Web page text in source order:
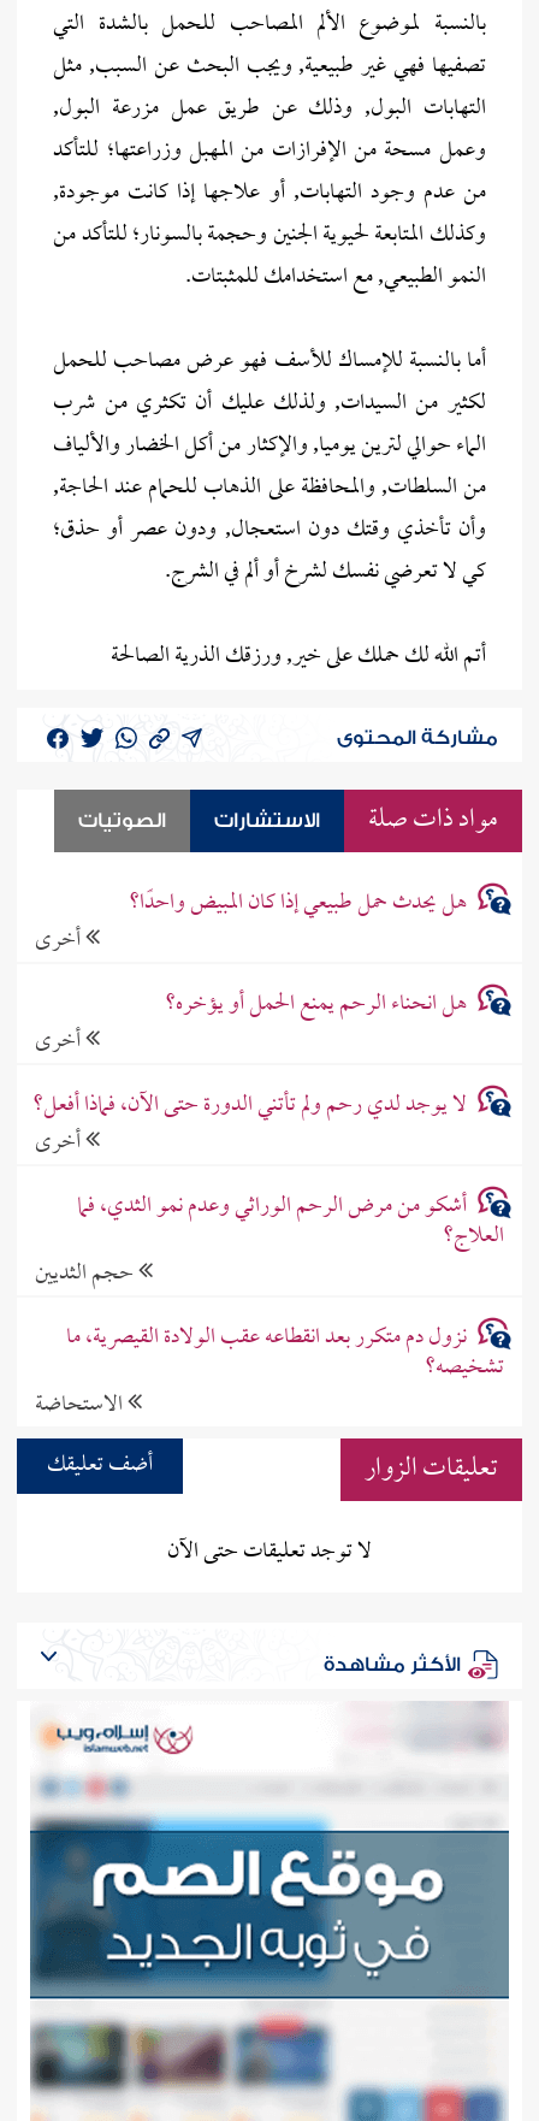
بالنسبة لموضوع الألم المصاحب للحمل بالشدة التي
تصفيها فهي غير طبيعية, ويجب البحث عن السبب, مثل
التهابات البول, وذلك عن طريق عمل مزرعة البول,
وعمل مسحة من الإفرازات من المهبل وزراعتها؛ للتأكد
من عدم وجود التهابات, أو علاجها إذا كانت موجودة,
وكذلك المتابعة لحيوية الجنين وحجمة بالسونار؛ للتأكد من
النمو الطبيعي, مع استخدامك للمثبتات.
أما بالنسبة للإمساك للأسف فهو عرض مصاحب للحمل
لكثير من السيدات, ولذلك عليك أن تكثري من شرب
الماء حوالي لترين يوميا, والإكثار من أكل الخضار والألياف
من السلطات, والمحافظة على الذهاب للحمام عند الحاجة,
وأن تأخذي وقتك دون استعجال, ودون عصر أو حذق؛
كي لا تعرضي نفسك لشرخ أو ألم في الشرج.
أتم الله لك حملك على خير, ورزقك الذرية الصالحة
مشاركة المحتوى
مواد ذات صلة الاستشارات الصوتيات
هل يحدث حمل طبيعي إذا كان المبيض واحدًا؟
أخرى
هل انحناء الرحم يمنع الحمل أو يؤخره؟
أخرى
لا يوجد لدي رحم ولم تأتني الدورة حتى الآن، فماذا أفعل؟
أخرى
أشكو من مرض الرحم الوراثي وعدم نمو الثدي، فما
العلاج؟
حجم الثديين
نزول دم متكرر بعد انقطاعه عقب الولادة القيصرية، ما
تشخيصه؟
الاستحاضة
تعليقات الزوار
أضف تعليقك
لا توجد تعليقات حتى الآن
الأكثر مشاهدة